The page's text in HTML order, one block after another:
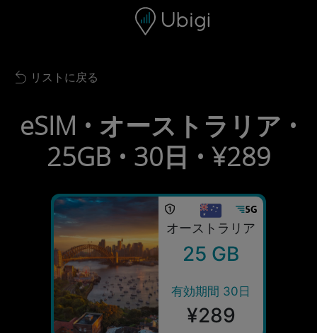
ナビゲーションバー フッター
Back to list
リストに戻る
eSIM • オーストラリア •
25GB • 30日 • ¥289
オーストラリア
25 GB
有効期間 30日
¥289